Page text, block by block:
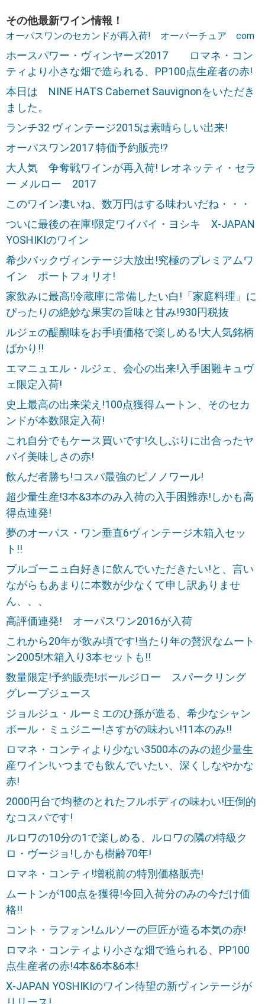
その他最新ワイン情報！
オーパスワンのセカンドが再入荷! オーバーチュア com
ホースパワー・ヴィンヤーズ2017 ロマネ・コン
ティより小さな畑で造られる、PP100点生産者の赤!
本日は NINE HATS Cabernet Sauvignonをいただき
ました。
ランチ32 ヴィンテージ2015は素晴らしい出来!
オーパスワン2017 特価予約販売!?
大人気 争奪戦ワインが再入荷! レオネッティ・セラ
ー メルロー 2017
このワイン凄いね、数万円はする味わいだね・・・
ついに最後の在庫!限定ワイバイ・ヨシキ X-JAPAN
YOSHIKIのワイン
希少バックヴィンテージ大放出!究極のプレミアムワ
イン ポートフォリオ!
家飲みに最高!冷蔵庫に常備したい白!「家庭料理」に
ぴったりの絶妙な果実の旨味と甘み!930円税抜
ルジェの醍醐味をお手頃価格で楽しめる!大人気銘柄
ばかり!!
エマニュエル・ルジェ、会心の出来!入手困難キュヴ
ェ限定入荷!
史上最高の出来栄え!100点獲得ムートン、そのセカ
ンドが本数限定入荷!
これ自分でもケース買いです!久しぶりに出合ったヤ
バイ美味しさの赤!
飲んだ者勝ち!コスパ最強のピノノワール!
超少量生産!3本&3本のみ入荷の入手困難赤!しかも高
得点連発!
夢のオーパス・ワン垂直6ヴィンテージ木箱入セッ
ト!!
ブルゴーニュ白好きに飲んでいただきたい!と、言い
ながらもあまりに本数が少なくて申し訳ありませ
ん、、、
高評価連発! オーパスワン2016が入荷
これから20年が飲み頃です!当たり年の贅沢なムート
ン2005!木箱入り3本セットも!!
数量限定!予約販売!ポールジロー スパークリング
グレープジュース
ジョルジュ・ルーミエのひ孫が造る、希少なシャン
ボール・ミュジニー!さすがの味わい!11本のみ!!
ロマネ・コンティより少ない3500本のみの超少量生
産ワイン!いつまでも飲んでいたい、深くしなやかな
赤!
2000円台で均整のとれたフルボディの味わい!圧倒的
なコスパです!
ルロワの10分の1で楽しめる、ルロワの隣の特級ク
ロ・ヴージョ!しかも樹齢70年!
ロマネ・コンティ!増税前の特別価格販売!
ムートンが100点を獲得!今回入荷分のみの今だけ価
格!!
コント・ラフォン!ムルソーの巨匠が造る本気の赤!
ロマネ・コンティより小さな畑で造られる、PP100
点生産者の赤!4本&6本&6本!
X-JAPAN YOSHIKIのワイン待望の新ヴィンテージが